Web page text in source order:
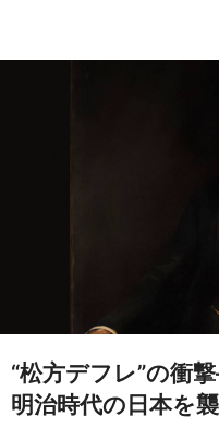
“松方デフレ”の衝
明治時代の日本を